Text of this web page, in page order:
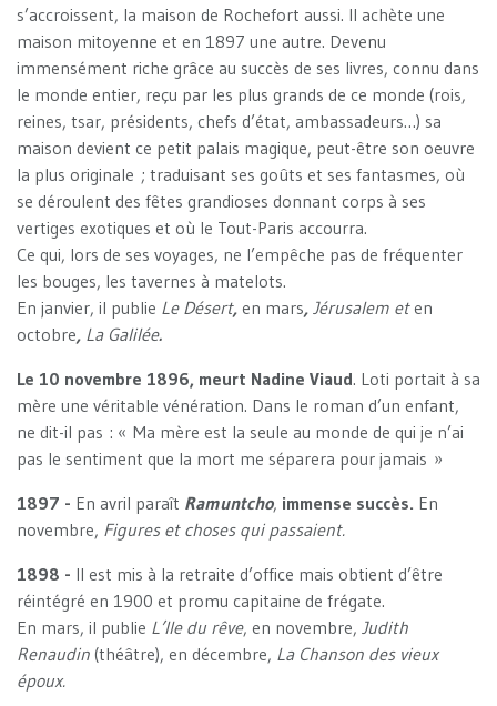
s’accroissent, la maison de Rochefort aussi. Il achète une
maison mitoyenne et en 1897 une autre. Devenu
immensément riche grâce au succès de ses livres, connu dans
le monde entier, reçu par les plus grands de ce monde (rois,
reines, tsar, présidents, chefs d’état, ambassadeurs…) sa
maison devient ce petit palais magique, peut-être son oeuvre
la plus originale ; traduisant ses goûts et ses fantasmes, où
se déroulent des fêtes grandioses donnant corps à ses
vertiges exotiques et où le Tout-Paris accourra.
Ce qui, lors de ses voyages, ne l’empêche pas de fréquenter
les bouges, les tavernes à matelots.
En janvier, il publie Le Désert, en mars, Jérusalem et en
octobre, La Galilée.
Le 10 novembre 1896, meurt Nadine Viaud. Loti portait à sa
mère une véritable vénération. Dans le roman d’un enfant,
ne dit-il pas : « Ma mère est la seule au monde de qui je n’ai
pas le sentiment que la mort me séparera pour jamais »
1897 - En avril paraît Ramuntcho, immense succès. En
novembre, Figures et choses qui passaient.
1898 - Il est mis à la retraite d’office mais obtient d’être
réintégré en 1900 et promu capitaine de frégate.
En mars, il publie L’Ile du rêve, en novembre, Judith
Renaudin (théâtre), en décembre, La Chanson des vieux
époux.